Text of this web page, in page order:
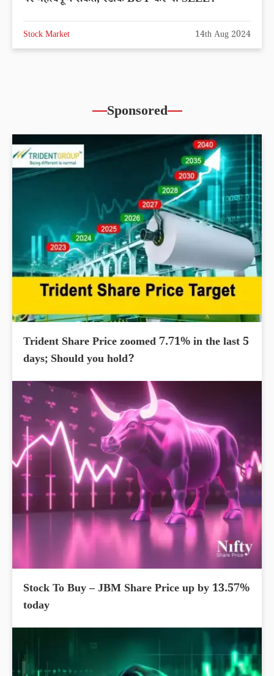
Stock Market 14th Aug 2024
Sponsored
Trident Share Price zoomed 7.71% in the last 5
days; Should you hold?
Stock To Buy – JBM Share Price up by 13.57%
today